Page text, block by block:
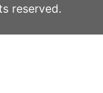
reserved.